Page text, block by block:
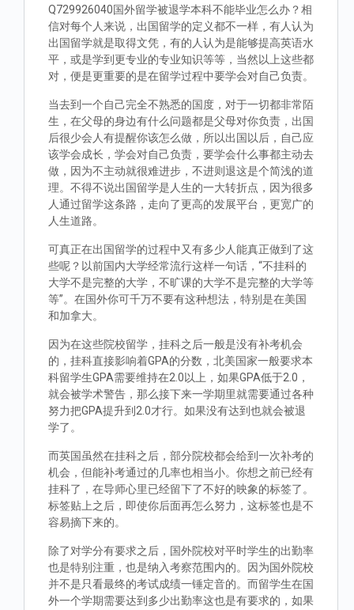
Q729926040国外留学被退学本科不能毕业怎么办？相
信对每个人来说，出国留学的定义都不一样，有人认为
出国留学就是取得文凭，有的人认为是能够提高英语水
平，或是学到更专业的专业知识等等，当然以上这些都
对，便是更重要的是在留学过程中要学会对自己负责。
当去到一个自己完全不熟悉的国度，对于一切都非常陌
生，在父母的身边有什么问题都是父母对你负责，出国
后很少会人有提醒你该怎么做，所以出国以后，自己应
该学会成长，学会对自己负责，要学会什么事都主动去
做，因为不主动就很难进步，不进则退这是个简浅的道
理。不得不说出国留学是人生的一大转折点，因为很多
人通过留学这条路，走向了更高的发展平台，更宽广的
人生道路。
可真正在出国留学的过程中又有多少人能真正做到了这
些呢？以前国内大学经常流行这样一句话，“不挂科的
大学不是完整的大学，不旷课的大学不是完整的大学等
等”。在国外你可千万不要有这种想法，特别是在美国
和加拿大。
因为在这些院校留学，挂科之后一般是没有补考机会
的，挂科直接影响着GPA的分数，北美国家一般要求本
科留学生GPA需要维持在2.0以上，如果GPA低于2.0，
就会被学术警告，那么接下来一学期里就需要通过各种
努力把GPA提升到2.0才行。如果没有达到也就会被退
学了。
而英国虽然在挂科之后，部分院校都会给到一次补考的
机会，但能补考通过的几率也相当小。你想之前已经有
挂科了，在导师心里已经留下了不好的映象的标签了。
标签贴上之后，即使你后面再怎么努力，这标签也是不
容易摘下来的。
除了对学分有要求之后，国外院校对平时学生的出勤率
也是特别注重，也是纳入考察范围内的。因为国外院校
并不是只看最终的考试成绩一锤定音的。而留学生在国
外一个学期需要达到多少出勤率这也是有要求的，如果